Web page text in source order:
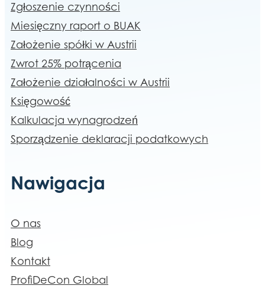
Zgłoszenie czynności
Miesięczny raport o BUAK
Założenie spółki w Austrii
Zwrot 25% potrącenia
Założenie działalności w Austrii
Księgowość
Kalkulacja wynagrodzeń
Sporządzenie deklaracji podatkowych
Nawigacja
O nas
Blog
Kontakt
ProfiDeCon Global